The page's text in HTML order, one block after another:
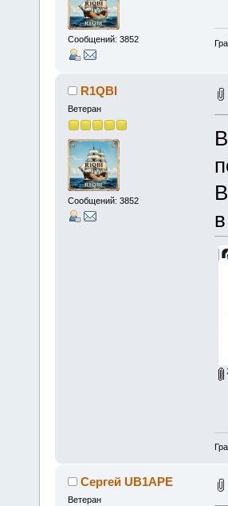
Сообщений: 3852
R1QBI
Ветеран
Сообщений: 3852
Сергей UB1APE
Ветеран